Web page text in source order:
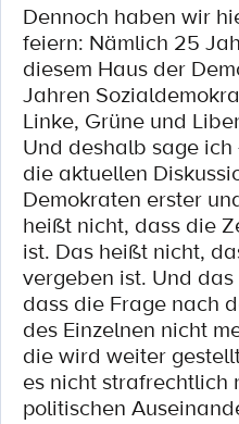
Dennoch haben wir
feiern: Nämlich 25
diesem Haus der
Jahren
Linke, Grüne und
Und deshalb sage
die aktuellen
Demokraten erster
heißt nicht, dass die
ist. Das heißt nicht,
vergeben ist. Und
dass die Frage nach
des Einzelnen nicht
die wird weiter
es nicht strafrechtlich
politischen